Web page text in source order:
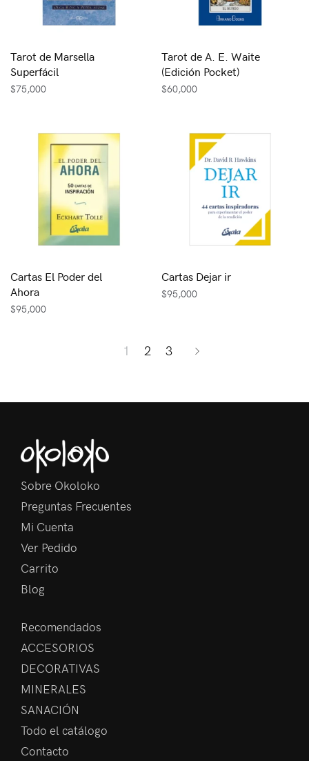
Tarot de Marsella
Superfácil
$75,000
Tarot de A. E. Waite
(Edición Pocket)
$60,000
Cartas El Poder del
Ahora
$95,000
Cartas Dejar ir
$95,000
1 2 3
Sobre Okoloko
Preguntas Frecuentes
Mi Cuenta
Ver Pedido
Carrito
Blog
Recomendados
ACCESORIOS
DECORATIVAS
MINERALES
SANACIÓN
Todo el catálogo
Contacto